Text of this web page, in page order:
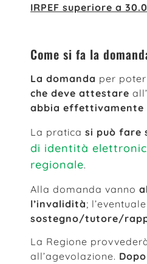
IRPEF superiore a
Come si fa la
La domanda per
che deve attestare
abbia effettivamente
La pratica si può fare
di identità
regionale.
Alla domanda vanno
l’invalidità; l’eventuale
sostegno/tutore/
La Regione
all’agevolazione.